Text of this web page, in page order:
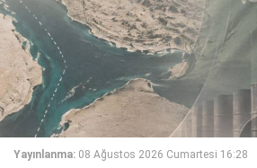
Yayınlanma: 08 Ağustos 2026 Cumartesi 16:28